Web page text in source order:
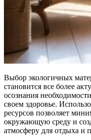
Выбор экологичных материалов для ремонта дачного дома
становится все более
осознания
своем здоровье.
ресурсов позволяет
окружающую среду и
атмосферу для отдыха и